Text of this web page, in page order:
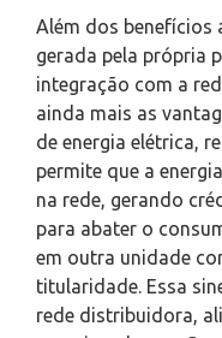
Além dos benefícios
gerada pela própria
integração com a
ainda mais as
de energia elétrica,
permite que a
na rede, gerando
para abater o
em outra unidade
titularidade. Essa
rede distribuidora,